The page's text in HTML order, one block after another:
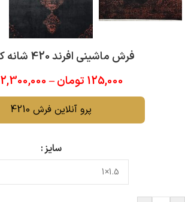
فرش ماشینی افرند 420 شانه کد 4210
125,000 تومان –
2,300,000
پرو آنلاین فرش 4210
سایز